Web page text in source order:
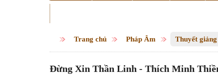
Trang chủ Pháp Âm Thuyết giảng
Đừng Xin Thần Linh - Thích Minh